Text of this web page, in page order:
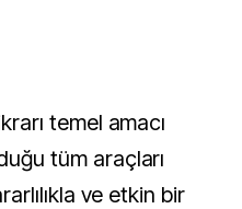
temel amacı
tüm araçları
ve etkin bir